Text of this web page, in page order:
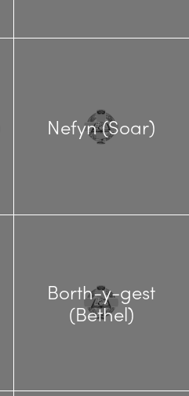
Nefyn (Soar)
Borth-y-gest
(Bethel)